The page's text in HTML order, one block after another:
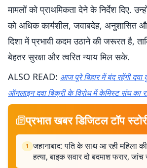
मामलों को प्राथमिकता देने के निर्देश दिए.
को अधिक कार्यशील, जवाबदेह, अनुशासित
दिशा में प्रभावी कदम उठाने की जरूरत है,
बेहतर सुरक्षा और त्वरित न्याय मिल सके.
ALSO READ: आज पूरे बिहार में बंद रहेंगी दवा
ऑनलाइन दवा बिक्री के विरोध में केमिस्ट संघ का
प्रभात खबर डिजिटल टॉप
1 जहानाबाद: पति के साथ आ रही महिला
हत्या, बाइक सवार दो बदमाश फरार, जांच